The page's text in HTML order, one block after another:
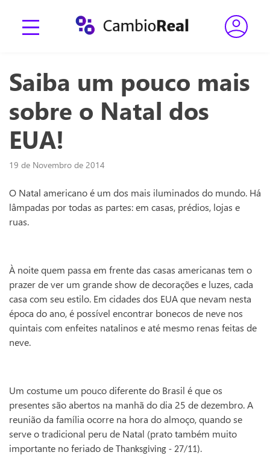
Saiba um pouco mais
sobre o Natal dos
EUA!
19 de Novembro de 2014
O Natal americano é um dos mais iluminados do mundo. Há
lâmpadas por todas as partes: em casas, prédios, lojas e
ruas.
À noite quem passa em frente das casas americanas tem o
prazer de ver um grande show de decorações e luzes, cada
casa com seu estilo. Em cidades dos EUA que nevam nesta
época do ano, é possível encontrar bonecos de neve nos
quintais com enfeites natalinos e até mesmo renas feitas de
neve.
Um costume um pouco diferente do Brasil é que os
presentes são abertos na manhã do dia 25 de dezembro. A
reunião da família ocorre na hora do almoço, quando se
serve o tradicional peru de Natal (prato também muito
importante no feriado de
Thanksgiving - 27/11).